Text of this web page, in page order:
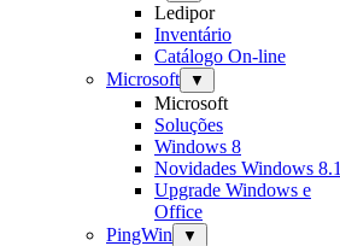
Ledipor
Inventário
Catálogo On-line
Microsoft
▼
Microsoft
Soluções
Windows 8
Novidades Windows 8.1
Upgrade Windows e
Office
PingWin
▼